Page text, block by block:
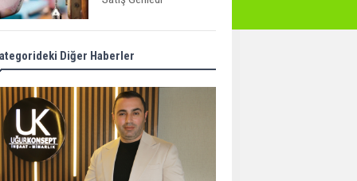
ABD'de İnşaat
Harcamaları Geriledi
Tercih Döneminde
Barınma Telaşı Başladı
Diğer Haberler